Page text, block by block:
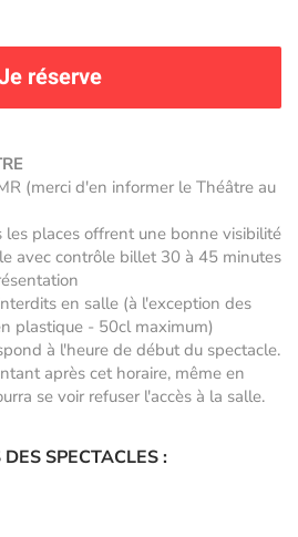
réserve
(merci d'en informer le Théâtre au
les places offrent une bonne visibilité
avec contrôle billet 30 à 45 minutes
en salle (à l'exception des
plastique - 50cl maximum)
à l'heure de début du spectacle.
après cet horaire, même en
se voir refuser l'accès à la salle.
SPECTACLES :